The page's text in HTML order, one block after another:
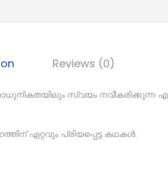
Reviews (0)
സ്വയം നവീകരിക്കുന്ന
ഏറ്റവും പ്രിയപ്പെട്ട കഥകൾ.